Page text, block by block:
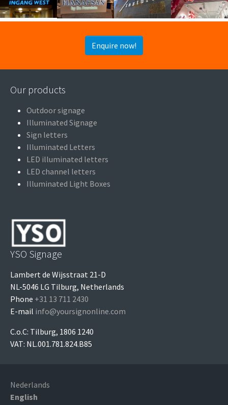
Enquire now!
Our products
Outdoor signage
Illuminated Signage
Sign letters
Illuminated Letters
LED illuminated letters
LED channel letters
Illuminated Light Boxes
YSO Signage
Lambert de Wijsstraat 21-D
NL-5046 LG Tilburg, Netherlands
Phone +31 13 711 2430
E-mail info@yoursignonline.com
C.o.C: Tilburg, 1806 1240
VAT: NL.001.781.824.B85
Nederlands
English